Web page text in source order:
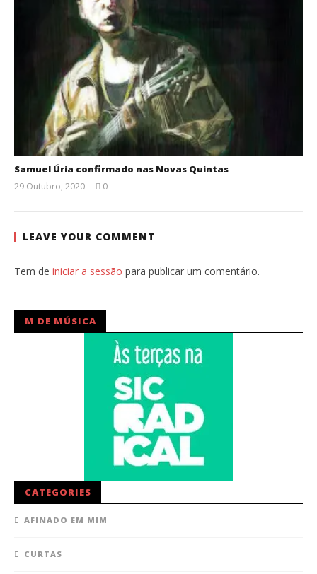
Samuel Úria confirmado nas Novas Quintas
29 Outubro, 2020
Ventura
0
LEAVE YOUR COMMENT
Tem de iniciar a sessão para publicar um comentário.
M DE MÚSICA
CATEGORIES
AFINADO EM MIM
CURTAS